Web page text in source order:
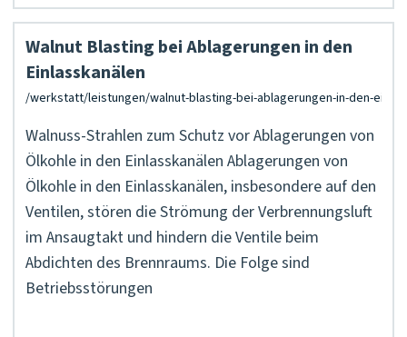
Walnut Blasting bei Ablagerungen in den
Einlasskanälen
Walnuss-Strahlen zum Schutz vor Ablagerungen von
Ölkohle in den Einlasskanälen Ablagerungen von
Ölkohle in den Einlasskanälen, insbesondere auf den
Ventilen, stören die Strömung der Verbrennungsluft
im Ansaugtakt und hindern die Ventile beim
Abdichten des Brennraums. Die Folge sind
Betriebsstörungen